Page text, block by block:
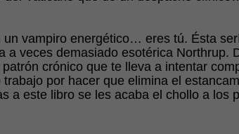
vampiro energético… eres tú. Ésta
a veces demasiado esotérica Northrup.
crónico que te lleva a intentar
por hacer que elimina el
a este libro se les acaba el chollo a los